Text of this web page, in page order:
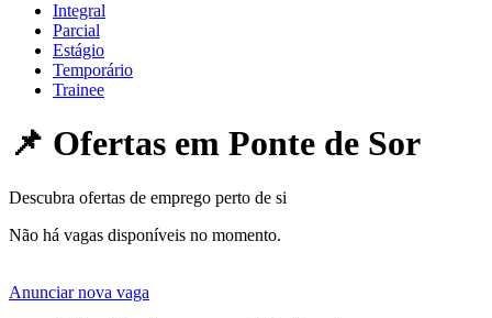
Integral
Parcial
Estágio
Temporário
Trainee
📌 Ofertas em Ponte de Sor
Descubra ofertas de emprego perto de si
Não há vagas disponíveis no momento.
Anunciar nova vaga